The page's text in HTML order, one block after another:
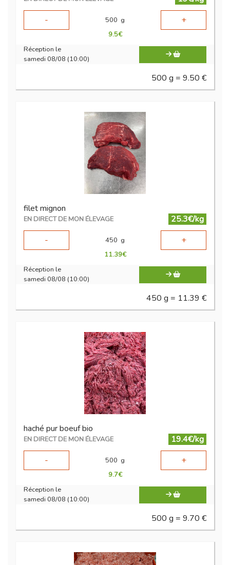
-
500 g +
9.5€
Réception le
samedi 08/08 (10:00)
500 g = 9.50 €
filet mignon
EN DIRECT DE MON ÉLEVAGE
25.3€/kg
-
450 g +
11.39€
Réception le
samedi 08/08 (10:00)
450 g = 11.39 €
haché pur boeuf bio
EN DIRECT DE MON ÉLEVAGE
19.4€/kg
-
500 g +
9.7€
Réception le
samedi 08/08 (10:00)
500 g = 9.70 €